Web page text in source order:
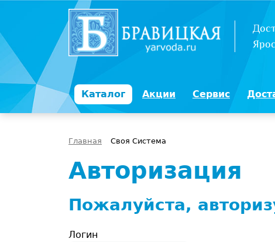
Каталог Акции Сервис
Главная Своя Система
Авторизация
Пожалуйста,
Логин